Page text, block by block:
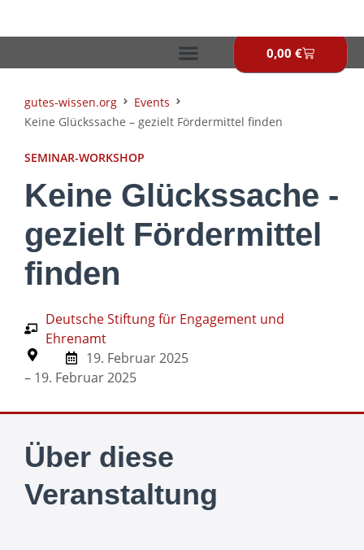
0,00 €
gutes-wissen.org
Events
Keine Glückssache – gezielt Fördermittel finden
SEMINAR-WORKSHOP
Keine Glückssache -
gezielt Fördermittel
finden
Deutsche Stiftung für Engagement und
Ehrenamt
19. Februar 2025
– 19. Februar 2025
Über diese
Veranstaltung